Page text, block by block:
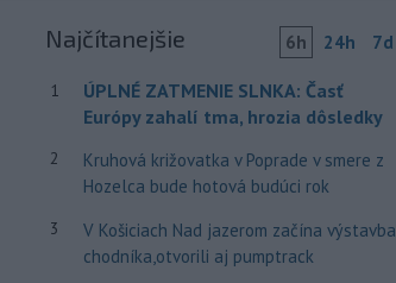
Najčítanejšie 6h 24h 7d
1
ÚPLNÉ ZATMENIE SLNKA: Časť
Európy zahalí tma, hrozia dôsledky
2
Kruhová križovatka v Poprade v smere z
Hozelca bude hotová budúci rok
3
V Košiciach Nad jazerom začína výstavba
chodníka,otvorili aj pumptrack